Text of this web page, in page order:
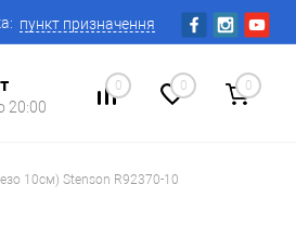
пункт призначення
20:00
0 0 0
10см) Stenson R92370-10